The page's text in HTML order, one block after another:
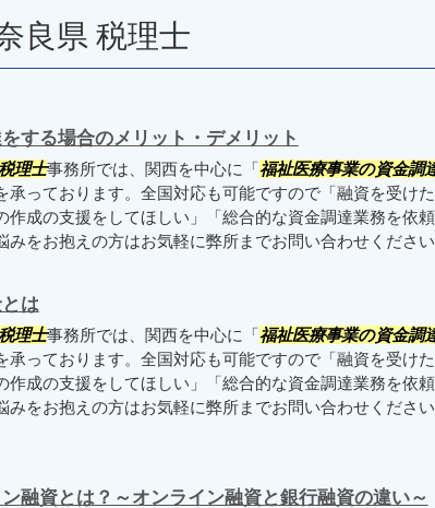
良県 税理士
する場合のメリット・デメリット
理士事務所では、関西を中心に「福祉医療事業の資金調
承っております。全国対応も可能ですので「融資を受け
作成の支援をしてほしい」「総合的な資金調達業務を依頼
みをお抱えの方はお気軽に弊所までお問い合わせください
は
理士事務所では、関西を中心に「福祉医療事業の資金調
承っております。全国対応も可能ですので「融資を受け
作成の支援をしてほしい」「総合的な資金調達業務を依頼
みをお抱えの方はお気軽に弊所までお問い合わせください
融資とは？～オンライン融資と銀行融資の違い～